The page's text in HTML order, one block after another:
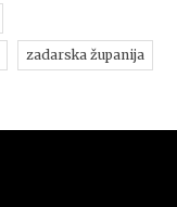
zadarska županija